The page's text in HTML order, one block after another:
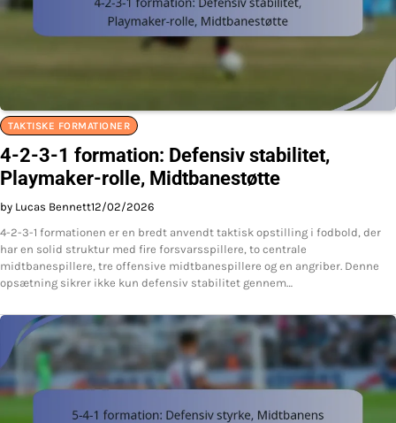
TAKTISKE FORMATIONER
4-2-3-1 formation: Defensiv stabilitet,
Playmaker-rolle, Midtbanestøtte
by Lucas Bennett12/02/2026
4-2-3-1 formationen er en bredt anvendt taktisk opstilling i fodbold, der
har en solid struktur med fire forsvarsspillere, to centrale
midtbanespillere, tre offensive midtbanespillere og en angriber. Denne
opsætning sikrer ikke kun defensiv stabilitet gennem…